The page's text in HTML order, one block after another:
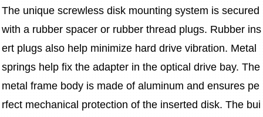
The unique screwless disk mounting system is secured
with a rubber spacer or rubber thread plugs. Rubber ins
ert plugs also help minimize hard drive vibration. Metal
springs help fix the adapter in the optical drive bay. The
metal frame body is made of aluminum and ensures pe
rfect mechanical protection of the inserted disk. The bui